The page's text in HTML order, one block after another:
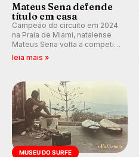
Mateus Sena defende
título em casa
Campeão do circuito em 2024
na Praia de Miami, natalense
Mateus Sena volta a competir
em casa em busca de manter a
leia mais »
MUSEU DO SURFE